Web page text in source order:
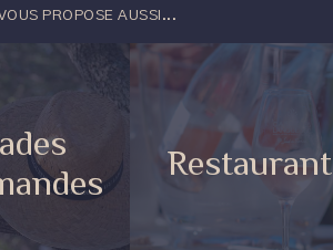
PROPOSE AUSSI...
Restaurant